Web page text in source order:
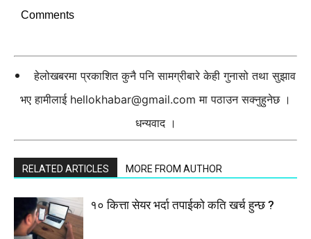
Comments
हेलोखबरमा प्रकाशित कुनै पनि सामग्रीबारे केही गुनासो तथा सुझाव
भए हामीलाई hellokhabar@gmail.com मा पठाउन सक्नुहुनेछ ।
धन्यवाद ।
RELATED ARTICLES MORE FROM AUTHOR
१० कित्ता सेयर भर्दा तपाईको कति खर्च हुन्छ ?